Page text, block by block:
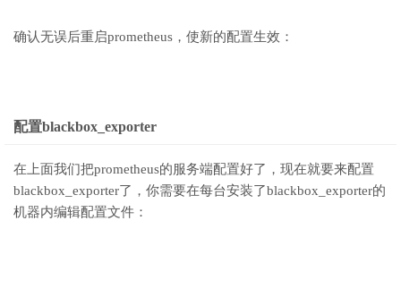
确认无误后重启prometheus，使新的配置生效：
配置blackbox_exporter
在上面我们把prometheus的服务端配置好了，现在就要来配置
blackbox_exporter了，你需要在每台安装了blackbox_exporter的
机器内编辑配置文件：